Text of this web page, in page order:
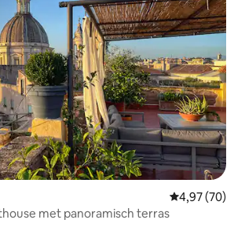
Gemiddelde
4,97 (70)
met panoramisch terras